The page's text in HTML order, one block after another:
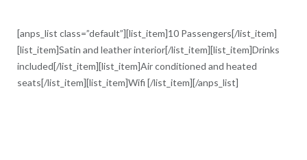
[anps_list class=”default”][list_item]10 Passengers[/list_item]
[list_item]Satin and leather interior[/list_item][list_item]Drinks
included[/list_item][list_item]Air conditioned and heated
seats[/list_item][list_item]Wifi [/list_item][/anps_list]